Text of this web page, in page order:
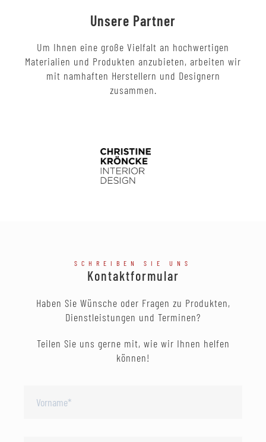
Unsere Partner
Um Ihnen eine große Vielfalt an hochwertigen
Materialien und Produkten anzubieten, arbeiten wir
mit namhaften Herstellern und Designern
zusammen.
SCHREIBEN SIE UNS
Kontaktformular
Haben Sie Wünsche oder Fragen zu Produkten,
Dienstleistungen und Terminen?
Teilen Sie uns gerne mit, wie wir Ihnen helfen
können!